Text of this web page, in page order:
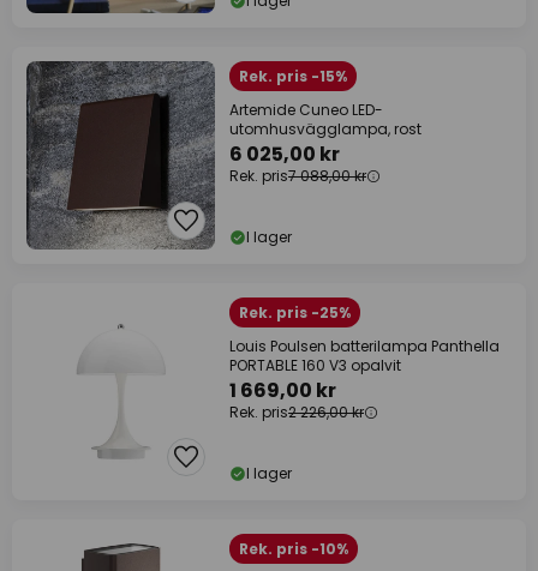
Rek. pris -15%
Artemide Cuneo LED-
utomhusvägglampa, rost
6 025,00 kr
Rek. pris7 088,00 kr
I lager
Rek. pris -25%
Louis Poulsen batterilampa Panthella
PORTABLE 160 V3 opalvit
1 669,00 kr
Rek. pris2 226,00 kr
I lager
Rek. pris -10%